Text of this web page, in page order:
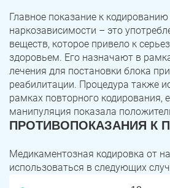
Главное показание к кодированию
наркозависимости – это
веществ, которое привело к
здоровьем. Его назначают в
лечения для постановки блока
реабилитации. Процедура также
рамках повторного кодирования,
манипуляция показала
ПРОТИВОПОКАЗАНИЯ К
Медикаментозная кодировка от
использоваться в следующих
ПОЛУЧИТЬ
ЗАДАТЬ
ПОЛУЧИТЬ
Касли Роза
Челябинск Сим
Первомайский
ПОЛУЧИТЬ